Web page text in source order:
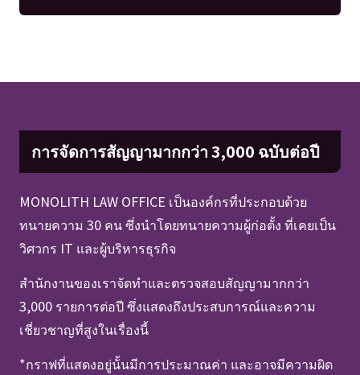
การจัดการสัญญามากกว่า 3,000 ฉบับต่อปี
MONOLITH LAW OFFICE เป็นองค์กรที่ประกอบด้วย
ทนายความ 30 คน ซึ่งนำโดยทนายความผู้ก่อตั้ง ที่เคยเป็น
วิศวกร IT และผู้บริหารธุรกิจ
สำนักงานของเราจัดทำและตรวจสอบสัญญามากกว่า
3,000 รายการต่อปี ซึ่งแสดงถึงประสบการณ์และความ
เชี่ยวชาญที่สูงในเรื่องนี้
*กราฟที่แสดงอยู่นั้นมีการประมาณค่า และอาจมีความผิด